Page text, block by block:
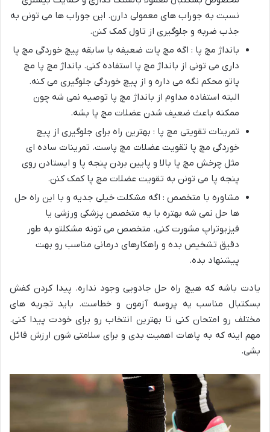
نسبت به جوراب های معمولی دارن. این جوراب ها می تونن به
جذب ضربه و جلوگیری از تاول کمک کنن.
بانداژ مچ پا : اگه مچ پات ضعیفه یا سابقه پیچ خوردگی مچ پا
داری می تونی از بانداژ مچ پا استفاده کنی. بانداژ مچ پا مچ
پاتو محکم نگه می داره و از پیچ خوردگی جلوگیری می کنه.
البته استفاده مداوم از بانداژ مچ پا توصیه نمی شه چون
ممکنه باعث ضعیف شدن عضلات مچ پا بشه.
تمرینات تقویتی مچ پا : بهترین راه برای جلوگیری از پیچ
خوردگی مچ پا تقویت عضلات مچ پاست. تمرینات ساده ای
مثل چرخش مچ پا بالا و پایین بردن پنجه پا و ایستادن روی
پنجه پا می تونن به تقویت عضلات مچ پا کمک کنن.
مشاوره با متخصص : اگه مشکلت خیلی جدیه و با این راه حل
ها حل نمی شه بهتره با یه متخصص پزشکی ورزشی یا
فیزیوتراپ مشورت کنی. متخصص می تونه مشکلتو به طور
دقیق تشخیص بده و راهکارهای درمانی مناسب رو بهت
پیشنهاد بده.
یادت باشه که هیچ راه حل جادویی وجود نداره. پیدا کردن کفش
بسکتبال مناسب یه پروسه آزمون و خطاست. باید تجربه های
مختلف رو امتحان کنی تا بهترین انتخاب رو برای خودت پیدا کنی.
مهم اینه که به پاهات اهمیت بدی و برای سلامتی شون ارزش قائل
بشی.